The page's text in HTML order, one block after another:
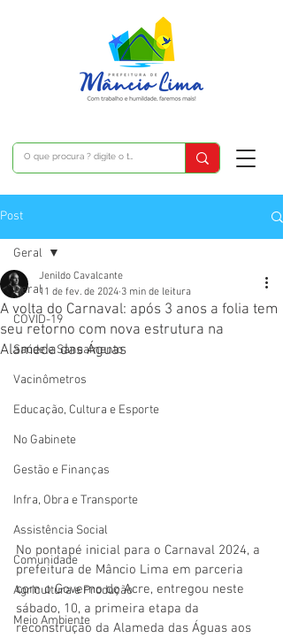
Post
Geral
COVID-19
Saúde e Saneamento
Vacinômetros
Educação, Cultura e Esporte
No Gabinete
Gestão e Finanças
Infra, Obra e Transporte
Assistência Social
Comunidade
Agricultura e Produção
Meio Ambiente
Geral
A volta do Carnaval: após 3 anos a folia tem
seu retorno com nova estrutura na
Alameda das Águas
Jenildo Cavalcante
11 de fev. de 2024 3 min de leitura
No pontapé inicial para o Carnaval 2024, a
prefeitura de Mâncio Lima em parceria
com o Governo do Acre, entregou neste
sábado, 10, a primeira etapa da
reconstrução da Alameda das Águas aos